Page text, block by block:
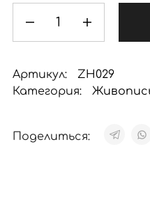
Артикул:
ZH029
Категория:
Поделиться: